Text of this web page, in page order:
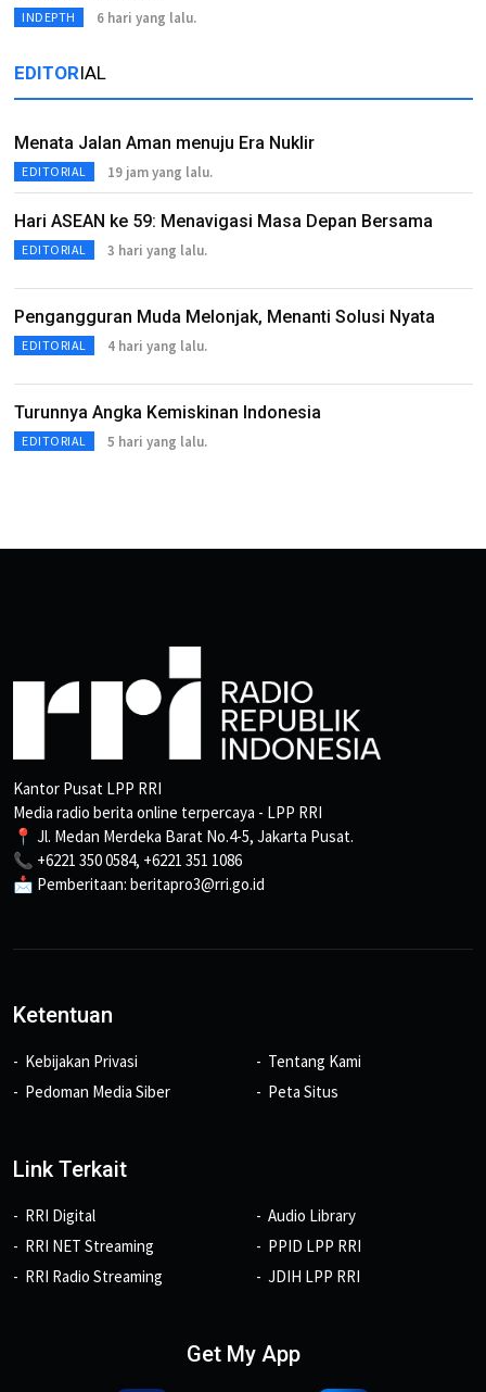
INDEPTH 6 hari yang lalu.
EDITORIAL
Menata Jalan Aman menuju Era Nuklir
EDITORIAL 19 jam yang lalu.
Hari ASEAN ke 59: Menavigasi Masa Depan Bersama
EDITORIAL 3 hari yang lalu.
Pengangguran Muda Melonjak, Menanti Solusi Nyata
EDITORIAL 4 hari yang lalu.
Turunnya Angka Kemiskinan Indonesia
EDITORIAL 5 hari yang lalu.
Kantor Pusat LPP RRI
Media radio berita online terpercaya - LPP RRI
📍 Jl. Medan Merdeka Barat No.4-5, Jakarta Pusat.
📞 +6221 350 0584, +6221 351 1086
📩 Pemberitaan: beritapro3@rri.go.id
Ketentuan
Kebijakan Privasi
Pedoman Media Siber
Tentang Kami
Peta Situs
Link Terkait
RRI Digital
RRI NET Streaming
RRI Radio Streaming
Audio Library
PPID LPP RRI
JDIH LPP RRI
Get My App